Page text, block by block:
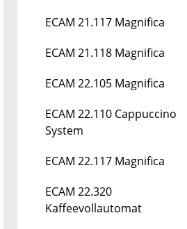
ECAM 21.117 Magnifica
ECAM 21.118 Magnifica
ECAM 22.105 Magnifica
ECAM 22.110 Cappuccino
System
ECAM 22.117 Magnifica
ECAM 22.320
Kaffeevollautomat